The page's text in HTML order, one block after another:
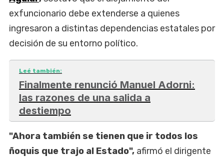
exfuncionario debe extenderse a quienes
ingresaron a distintas dependencias estatales por
decisión de su entorno político.
Leé también:
Finalmente renunció Manuel Adorni:
las razones de una salida a
destiempo
"Ahora también se tienen que ir todos los
ñoquis que trajo al Estado", afirmó el dirigente